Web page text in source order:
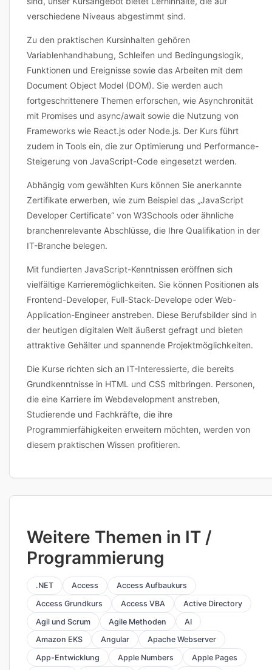
verschiedene Niveaus abgestimmt sind.
Zu den praktischen Kursinhalten gehören
Variablenhandhabung, Schleifen und Bedingungslogik,
Funktionen und Ereignisse sowie das Arbeiten mit dem
Document Object Model (DOM). Sie werden auch
fortgeschrittenere Themen erforschen, wie Asynchronität
mit Promises und async/await sowie die Nutzung von
Frameworks wie React.js oder Node.js. Der Kurs führt
zudem in Tools ein, die zur Optimierung und Performance-
Steigerung von JavaScript-Code eingesetzt werden.
Abhängig vom gewählten Kurs können Sie anerkannte
Zertifikate erwerben, wie zum Beispiel das „JavaScript
Developer Certificate“ von W3Schools oder ähnliche
branchenrelevante Abschlüsse, die Ihre Qualifikation in der
IT-Branche belegen.
Mit fundierten JavaScript-Kenntnissen eröffnen sich
vielfältige Karrieremöglichkeiten. Sie können Positionen als
Frontend-Developer, Full-Stack-Develope oder Web-
Application-Engineer anstreben. Diese Berufsbilder sind in
der heutigen digitalen Welt äußerst gefragt und bieten
attraktive Gehälter und spannende Projektmöglichkeiten.
Die Kurse richten sich an IT-Interessierte, die bereits
Grundkenntnisse in HTML und CSS mitbringen. Personen,
die eine Karriere im Webdevelopment anstreben,
Studierende und Fachkräfte, die ihre
Programmierfähigkeiten erweitern möchten, werden von
diesem praktischen Wissen profitieren.
Weitere Themen in IT /
Programmierung
.NET Access
Access Aufbaukurs
Access Grundkurs
Access VBA
Active Directory
Agil und Scrum
Agile Methoden
AI
Amazon EKS
Angular
Apache Webserver
App-Entwicklung
Apple Numbers
Apple Pages